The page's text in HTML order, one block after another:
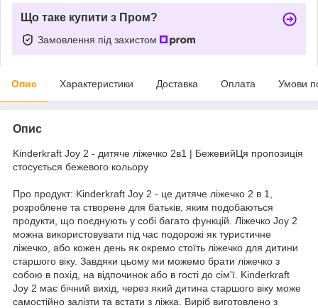
Що таке купити з Пром?
Замовлення під захистом
Опис Характеристики Доставка Оплата Умови
Опис
Kinderkraft Joy 2 - дитяче ліжечко 2в1 | БежевийЦя пропозиція
стосується бежевого кольору
Про продукт: Kinderkraft Joy 2 - це дитяче ліжечко 2 в 1,
розроблене та створене для батьків, яким подобаються
продукти, що поєднують у собі багато функцій. Ліжечко Joy 2
можна використовувати під час подорожі як туристичне
ліжечко, або кожен день як окремо стоїть ліжечко для дитини
старшого віку. Завдяки цьому ми можемо брати ліжечко з
собою в похід, на відпочинок або в гості до сім'ї. Kinderkraft
Joy 2 має бічний вихід, через який дитина старшого віку може
самостійно залізти та встати з ліжка. Виріб виготовлено з